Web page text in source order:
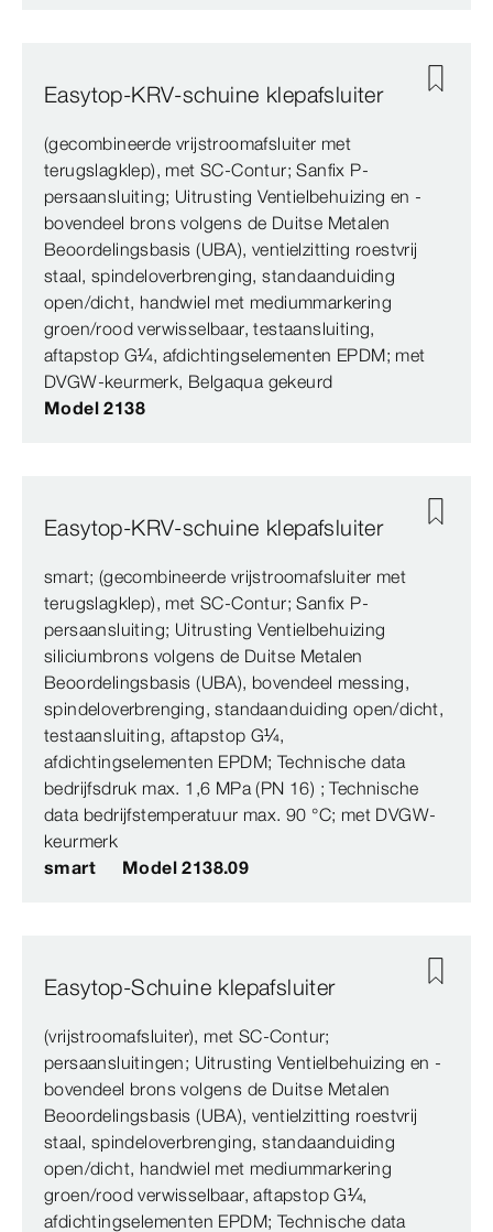
Easytop-KRV-schuine klepafsluiter
(gecombineerde vrijstroomafsluiter met
terugslagklep), met SC‑Contur; Sanfix P-
persaansluiting; Uitrusting Ventielbehuizing en -
bovendeel brons volgens de Duitse Metalen
Beoordelingsbasis (UBA), ventielzitting roestvrij
staal, spindeloverbrenging, standaanduiding
open/dicht, handwiel met mediummarkering
groen/rood verwisselbaar, testaansluiting,
aftapstop G¼, afdichtingselementen EPDM; met
DVGW-keurmerk, Belgaqua gekeurd
Model 2138
Easytop-KRV-schuine klepafsluiter
smart; (gecombineerde vrijstroomafsluiter met
terugslagklep), met SC‑Contur; Sanfix P-
persaansluiting; Uitrusting Ventielbehuizing
siliciumbrons volgens de Duitse Metalen
Beoordelingsbasis (UBA), bovendeel messing,
spindeloverbrenging, standaanduiding open/dicht,
testaansluiting, aftapstop G¼,
afdichtingselementen EPDM; Technische data
bedrijfsdruk max. 1,6 MPa (PN 16) ; Technische
data bedrijfstemperatuur max. 90 °C; met DVGW-
keurmerk
smart
Model 2138.09
Easytop-Schuine klepafsluiter
(vrijstroomafsluiter), met SC‑Contur;
persaansluitingen; Uitrusting Ventielbehuizing en -
bovendeel brons volgens de Duitse Metalen
Beoordelingsbasis (UBA), ventielzitting roestvrij
staal, spindeloverbrenging, standaanduiding
open/dicht, handwiel met mediummarkering
groen/rood verwisselbaar, aftapstop G¼,
afdichtingselementen EPDM; Technische data